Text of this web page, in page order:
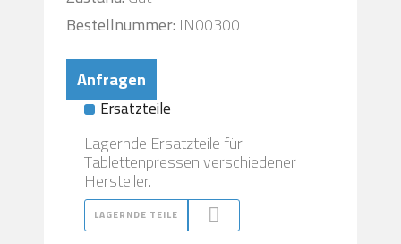
Bestellnummer: IN00300
Anfragen
Ersatzteile
Lagernde Ersatzteile für
Tablettenpressen verschiedener
Hersteller.
LAGERNDE TEILE